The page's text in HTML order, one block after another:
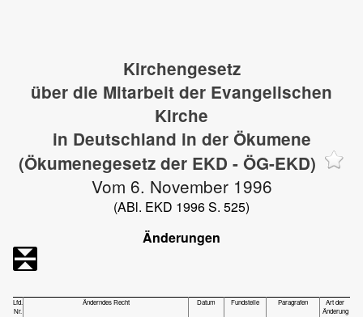
Kirchengesetz
über die Mitarbeit der Evangelischen
Kirche
in Deutschland in der Ökumene
(Ökumenegesetz der EKD - ÖG-EKD)
Vom 6. November 1996
(ABl. EKD 1996 S. 525)
Änderungen
Lfd.
Nr.
Änderndes Recht Datum Fundstelle Paragrafen
Art der
Änderung